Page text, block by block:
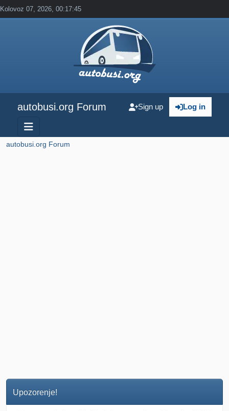
Kolovoz 07, 2026, 00:17:45
autobusi.org Forum Log in
Sign up
autobusi.org Forum
Upozorenje!